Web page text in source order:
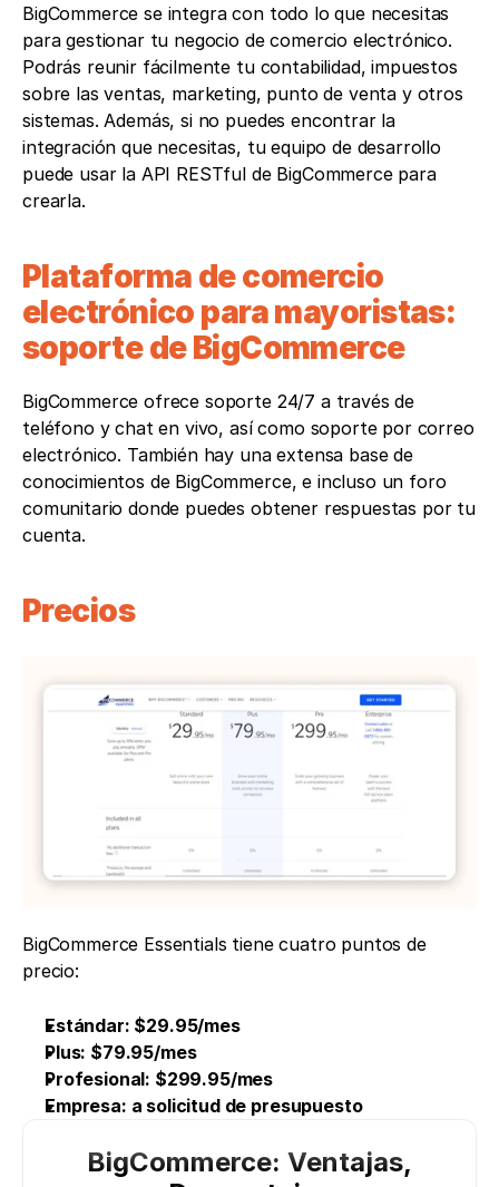
BigCommerce se integra con todo lo que necesitas
para gestionar tu negocio de comercio electrónico.
Podrás reunir fácilmente tu contabilidad, impuestos
sobre las ventas, marketing, punto de venta y otros
sistemas. Además, si no puedes encontrar la
integración que necesitas, tu equipo de desarrollo
puede usar la API RESTful de BigCommerce para
crearla.
Plataforma de comercio
electrónico para mayoristas:
soporte de BigCommerce
BigCommerce ofrece soporte 24/7 a través de
teléfono y chat en vivo, así como soporte por correo
electrónico. También hay una extensa base de
conocimientos de BigCommerce, e incluso un foro
comunitario donde puedes obtener respuestas por tu
cuenta.
Precios
BigCommerce Essentials tiene cuatro puntos de
precio:
Estándar: $29.95/mes
Plus: $79.95/mes
Profesional: $299.95/mes
Empresa: a solicitud de presupuesto
BigCommerce: Ventajas,